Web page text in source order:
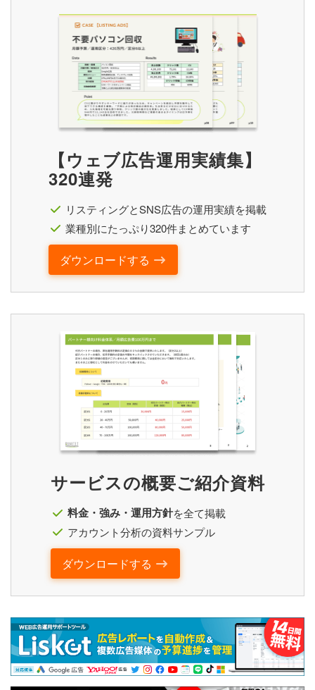
【ウェブ広告運用実績集】
320連発
リスティングとSNS広告の運用実績を掲載
業種別にたっぷり320件まとめています
ダウンロードする
サービスの概要ご紹介資料
料金・強み・運用方針を全て掲載
アカウント分析の資料サンプル
ダウンロードする